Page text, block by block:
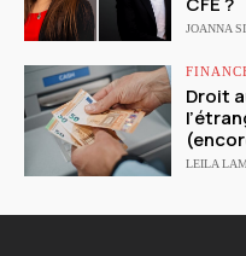
JOANNA
Droit
LEILA